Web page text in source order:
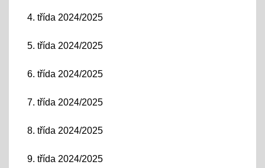
4. třída 2024/2025
5. třída 2024/2025
6. třída 2024/2025
7. třída 2024/2025
8. třída 2024/2025
9. třída 2024/2025